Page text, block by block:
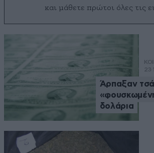
και μάθετε πρώτοι όλες τις
Άρπαξαν
δολάρια